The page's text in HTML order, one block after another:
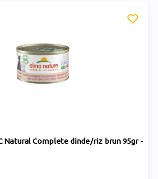
Natural Complete dinde/riz brun 95gr -